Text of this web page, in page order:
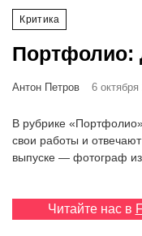
Критика
Портфолио:
Антон Петров 6 октября
В рубрике
свои работы и
выпуске — фотограф
Читайте нас в